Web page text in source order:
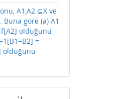
A1,A2 ⊆X ve
Buna göre (a) A1
olduğunu
=
olduğunu